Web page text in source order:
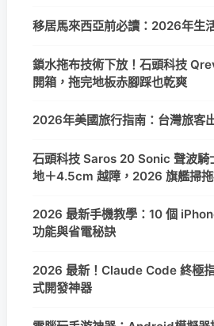
移居馬來西亞前必讀：2026年生
鎖水拖布技術下放！石頭科技
開箱，拖完地板赤腳踩也乾爽
2026年美國旅行指南：台灣旅客
石頭科技 Saros 20 Sonic 聲波騎
地＋4.5cm 越障，2026 旗艦掃
2026 最新手機教學：10 個
功能與省電秘訣
2026 最新！Claude Code 終極
式開發神器